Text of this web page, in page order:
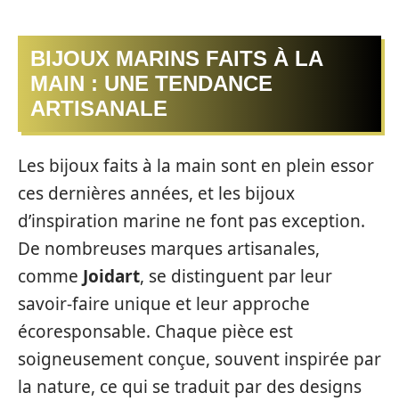
BIJOUX MARINS FAITS À LA
MAIN : UNE TENDANCE
ARTISANALE
Les bijoux faits à la main sont en plein essor
ces dernières années, et les bijoux
d’inspiration marine ne font pas exception.
De nombreuses marques artisanales,
comme Joidart, se distinguent par leur
savoir-faire unique et leur approche
écoresponsable. Chaque pièce est
soigneusement conçue, souvent inspirée par
la nature, ce qui se traduit par des designs